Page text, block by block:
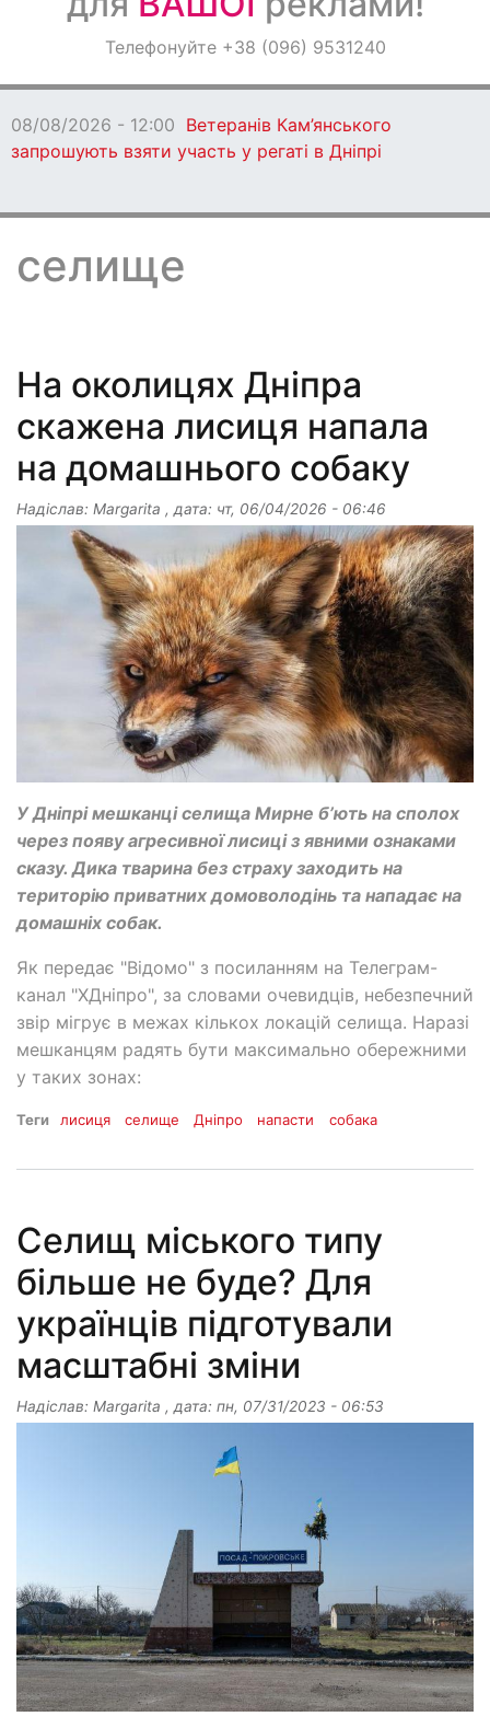
ОголошенняТелефонуйте +38 (096) 9531240
08/08/2026 - 12:00 Ветеранів Кам’янського
запрошують взяти участь у регаті в Дніпрі
селище
На околицях Дніпра
скажена лисиця напала
на домашнього собаку
Надіслав: Margarita , дата: чт, 06/04/2026 - 06:46
У Дніпрі мешканці селища Мирне б’ють на сполох
через появу агресивної лисиці з явними ознаками
сказу. Дика тварина без страху заходить на
територію приватних домоволодінь та нападає на
домашніх собак.
Як передає "Відомо" з посиланням на Телеграм-
канал "ХДніпро", за словами очевидців, небезпечний
звір мігрує в межах кількох локацій селища. Наразі
мешканцям радять бути максимально обережними
у таких зонах:
Теги лисиця селище Дніпро напасти собака
Селищ міського типу
більше не буде? Для
українців підготували
масштабні зміни
Надіслав: Margarita , дата: пн, 07/31/2023 - 06:53